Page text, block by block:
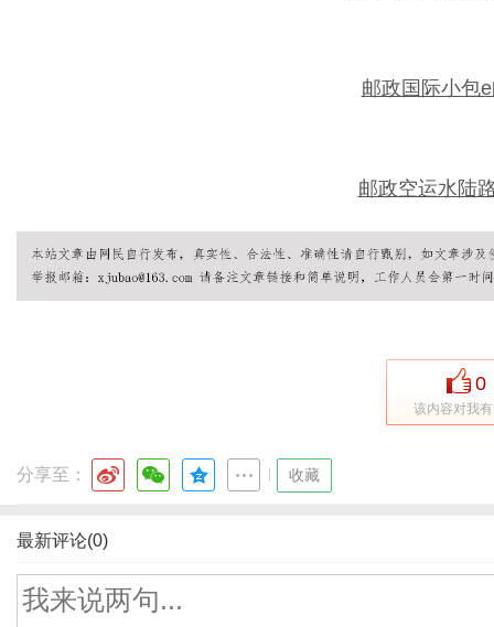
邮政国际小包
邮政空运水陆
0
该内容对我
分享至： 收藏
最新评论(0)